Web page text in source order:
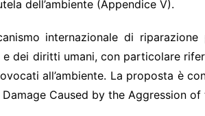
dell’ambiente (Appendice V).
internazionale di riparazione
dei diritti umani, con particolare
all’ambiente. La proposta è
Caused by the Aggression of